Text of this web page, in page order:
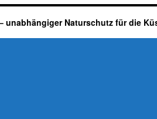
unabhängiger Naturschutz für die